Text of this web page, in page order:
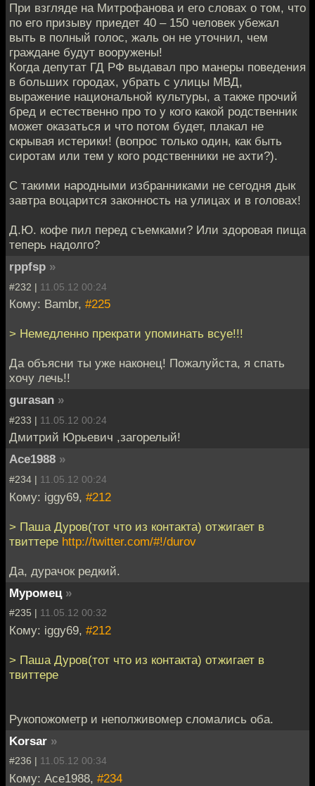
При взгляде на Митрофанова и его словах о том, что
по его призыву приедет 40 – 150 человек убежал
выть в полный голос, жаль он не уточнил, чем
граждане будут вооружены!
Когда депутат ГД РФ выдавал про манеры поведения
в больших городах, убрать с улицы МВД,
выражение национальной культуры, а также прочий
бред и естественно про то у кого какой родственник
может оказаться и что потом будет, плакал не
скрывая истерики! (вопрос только один, как быть
сиротам или тем у кого родственники не ахти?).
С такими народными избранниками не сегодня дык
завтра воцарится законность на улицах и в головах!
Д.Ю. кофе пил перед съемками? Или здоровая пища
теперь надолго?
rppfsp »
#232 | 11.05.12 00:24
Кому: Bambr, #225
> Немедленно прекрати упоминать всуе!!!
Да объясни ты уже наконец! Пожалуйста, я спать
хочу лечь!!
gurasan »
#233 | 11.05.12 00:24
Дмитрий Юрьевич ,загорелый!
Ace1988 »
#234 | 11.05.12 00:24
Кому: iggy69, #212
> Паша Дуров(тот что из контакта) отжигает в
твиттере http://twitter.com/#!/durov
Да, дурачок редкий.
Муромец »
#235 | 11.05.12 00:32
Кому: iggy69, #212
> Паша Дуров(тот что из контакта) отжигает в
твиттере
Рукопожометр и неполживомер сломались оба.
Korsar »
#236 | 11.05.12 00:34
Кому: Ace1988, #234